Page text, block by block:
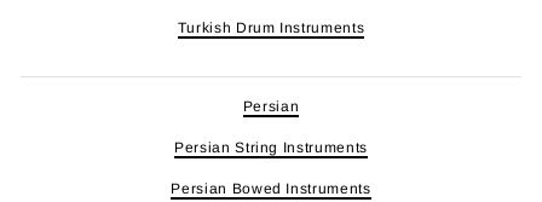
Turkish Drum Instruments
Persian
Persian String Instruments
Persian Bowed Instruments